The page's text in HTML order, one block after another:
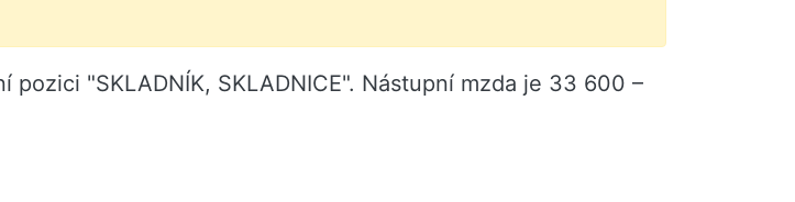
"SKLADNÍK, SKLADNICE". Nástupní mzda je 33 600 –